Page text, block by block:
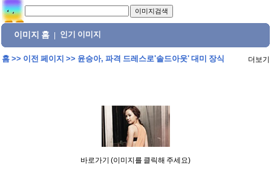
이미지 홈 인기 이미지
홈>> 이전 페이지 >> 윤승아, 파격 드레스로'솔드아웃' 대미 장식 더보기
바로가기 (이미지를 클릭해 주세요)